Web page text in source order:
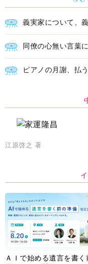
義実家について、
同僚の心無い言葉
ピアノの月謝、払
江原啓之 著
ＡＩで始める遺言を書く